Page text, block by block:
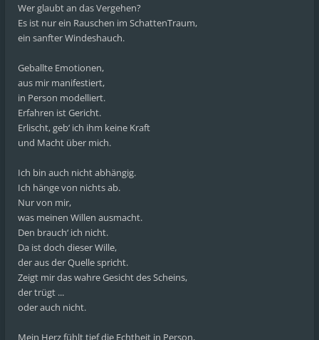
Wer glaubt an das Vergehen?
Es ist nur ein Rauschen im SchattenTraum,
ein sanfter Windeshauch.
Geballte Emotionen,
aus mir manifestiert,
in Person modelliert.
Erfahren ist Gericht.
Erlischt, geb‘ ich ihm keine Kraft
und Macht über mich.
Ich bin auch nicht abhängig.
Ich hänge von nichts ab.
Nur von mir,
was meinen Willen ausmacht.
Den brauch‘ ich nicht.
Da ist doch dieser Wille,
der aus der Quelle spricht.
Zeigt mir das wahre Gesicht des Scheins,
der trügt ...
oder auch nicht.
Mein Herz fühlt tief die Echtheit in Person,